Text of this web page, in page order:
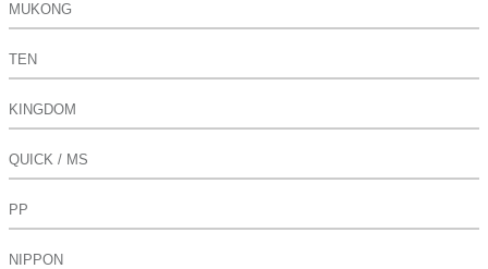
MUKONG
TEN
KINGDOM
QUICK / MS
PP
NIPPON